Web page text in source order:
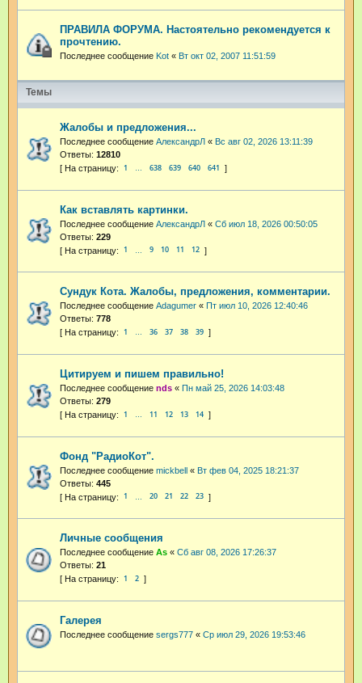
ПРАВИЛА ФОРУМА. Настоятельно рекомендуется к
прочтению.
Последнее сообщение Kot « Вт окт 02, 2007 11:51:59
Темы
Жалобы и предложения...
Последнее сообщение АлександрЛ « Вс авг 02, 2026 13:11:39
Ответы: 12810
1 … 638 639 640 641
Как вставлять картинки.
Последнее сообщение АлександрЛ « Сб июл 18, 2026 00:50:05
Ответы: 229
1 9 10 11 12
Сундук Кота. Жалобы, предложения, комментарии.
Последнее сообщение Adagumer « Пт июл 10, 2026 12:40:46
Ответы: 778
1 … 36 37 38 39
Цитируем и пишем правильно!
Последнее сообщение nds « Пн май 25, 2026 14:03:48
Ответы: 279
1 … 11 12 13 14
Фонд "РадиоКот".
Последнее сообщение mickbell « Вт фев 04, 2025 18:21:37
Ответы: 445
1 20 21 22 23
Личные сообщения
Последнее сообщение As « Сб авг 08, 2026 17:26:37
Ответы: 21
1 2
Галерея
Последнее сообщение sergs777 « Ср июл 29, 2026 19:53:46